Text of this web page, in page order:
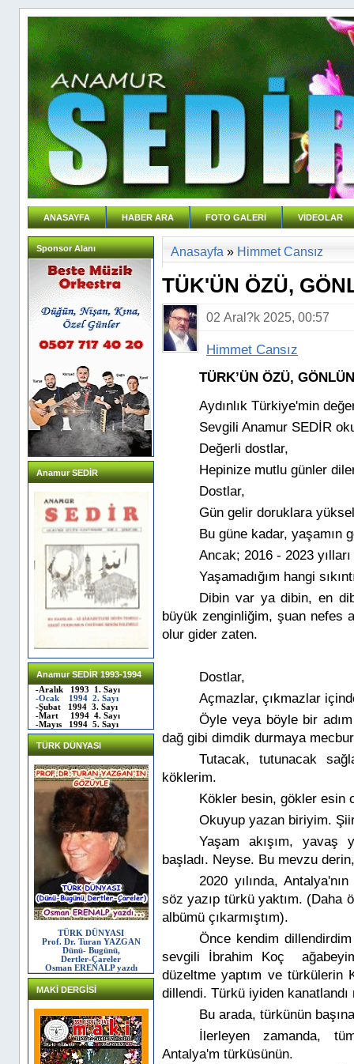
ANASAYFA HABER ARA FOTO GALERİ VİDEOLAR
Sponsor Alanı
Anamur SEDİR
Anamur SEDİR 1993-1994
-Aralık 1993 1. Sayı
-Ocak 1994 2. Sayı
-Şubat 1994 3. Sayı
-Mart 1994 4. Sayı
-Mayıs 1994 5. Sayı
TÜRK DÜNYASI
TÜRK DÜNYASI
Prof. Dr. Turan YAZGAN
Dünü- Bugünü,
Dertler-Çareler
Osman ERENALP yazdı
MAKİ DERGİSİ
Anasayfa » Himmet Cansız
TÜK'ÜN ÖZÜ,
02 Aral?k 2025, 00:57
Himmet Cansız
TÜRK’ÜN ÖZÜ,
Aydınlık Türkiye'min
Sevgili Anamur SEDİR
Değerli dostlar,
Hepinize mutlu günler
Dostlar,
Gün gelir doruklara
Bu güne kadar,
Ancak; 2016 - 2023
Yaşamadığım hangi
Dibin var ya dibin, en
büyük zenginliğim, şuan nefes
olur gider zaten.
Dostlar,
Açmazlar, çıkmazlar
Öyle veya böyle bir
dağ gibi dimdik durmaya
Tutacak, tutunacak
köklerim.
Kökler besin, gökler esin
Okuyup yazan biriyim.
Yaşam akışım, yavaş
başladı. Neyse. Bu mevzu
2020 yılında,
söz yazıp türkü yaktım. (Daha
albümü çıkarmıştım).
Önce kendim
sevgili İbrahim Koç
düzeltme yaptım ve türkülerin
dillendi. Türkü iyiden kanatlandı
Bu arada, türkünün
İlerleyen zamanda,
Antalya'm türküsünün.